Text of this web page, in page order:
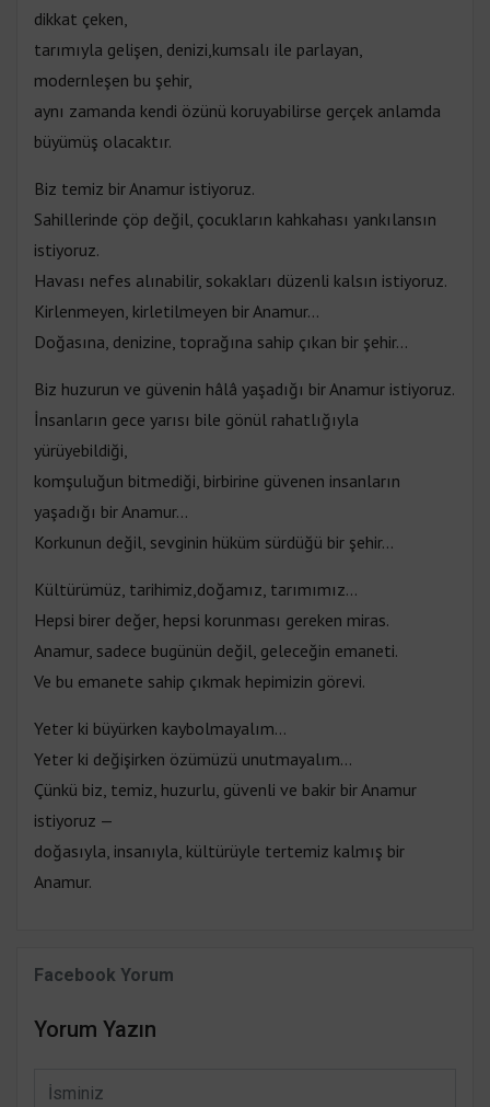
dikkat çeken,
tarımıyla gelişen, denizi,kumsalı ile parlayan,
modernleşen bu şehir,
aynı zamanda kendi özünü koruyabilirse gerçek anlamda
büyümüş olacaktır.
Biz temiz bir Anamur istiyoruz.
Sahillerinde çöp değil, çocukların kahkahası yankılansın
istiyoruz.
Havası nefes alınabilir, sokakları düzenli kalsın istiyoruz.
Kirlenmeyen, kirletilmeyen bir Anamur…
Doğasına, denizine, toprağına sahip çıkan bir şehir…
Biz huzurun ve güvenin hâlâ yaşadığı bir Anamur istiyoruz.
İnsanların gece yarısı bile gönül rahatlığıyla
yürüyebildiği,
komşuluğun bitmediği, birbirine güvenen insanların
yaşadığı bir Anamur…
Korkunun değil, sevginin hüküm sürdüğü bir şehir…
Kültürümüz, tarihimiz,doğamız, tarımımız…
Hepsi birer değer, hepsi korunması gereken miras.
Anamur, sadece bugünün değil, geleceğin emaneti.
Ve bu emanete sahip çıkmak hepimizin görevi.
Yeter ki büyürken kaybolmayalım…
Yeter ki değişirken özümüzü unutmayalım…
Çünkü biz, temiz, huzurlu, güvenli ve bakir bir Anamur
istiyoruz —
doğasıyla, insanıyla, kültürüyle tertemiz kalmış bir
Anamur.
Facebook Yorum
Yorum Yazın